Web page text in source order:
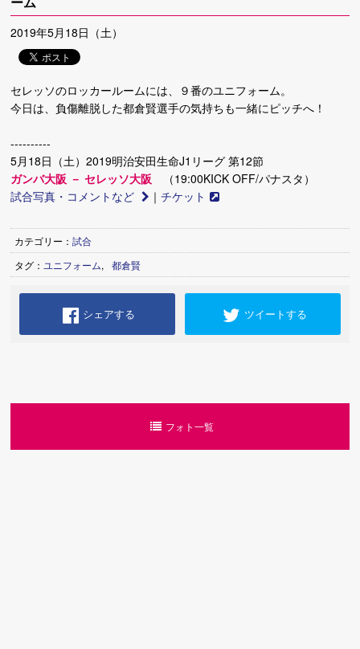
2019年5月18日（土）
セレッソのロッカールームには、９番のユニフォーム。
今日は、負傷離脱した都倉賢選手の気持ちも一緒にピッチへ！
----------
5月18日（土）2019明治安田生命J1リーグ 第12節
ガンバ大阪 － セレッソ大阪 （19:00KICK OFF/パナスタ）
試合写真・コメントなど
｜チケット
カテゴリー：試合
タグ： ユニフォーム, 都倉賢
シェアする ツイートする
フォト一覧